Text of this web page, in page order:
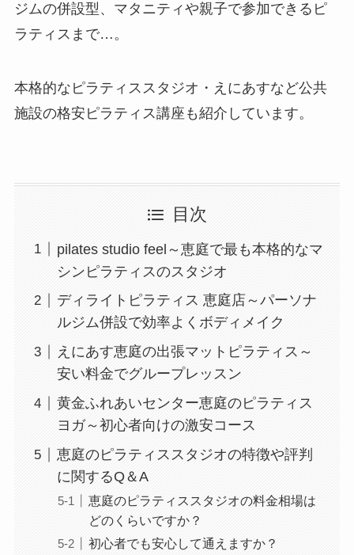
ジムの併設型、マタニティや親子で参加できるピ
ラティスまで…。
本格的なピラティススタジオ・えにあすなど公共
施設の格安ピラティス講座も紹介しています。
目次
pilates studio feel～恵庭で最も本格的なマ
シンピラティスのスタジオ
ディライトピラティス 恵庭店～パーソナ
ルジム併設で効率よくボディメイク
えにあす恵庭の出張マットピラティス～
安い料金でグループレッスン
黄金ふれあいセンター恵庭のピラティス
ヨガ～初心者向けの激安コース
恵庭のピラティススタジオの特徴や評判
に関するQ＆A
恵庭のピラティススタジオの料金相場は
どのくらいですか？
初心者でも安心して通えますか？